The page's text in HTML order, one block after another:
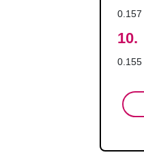
0.157
10.
0.155